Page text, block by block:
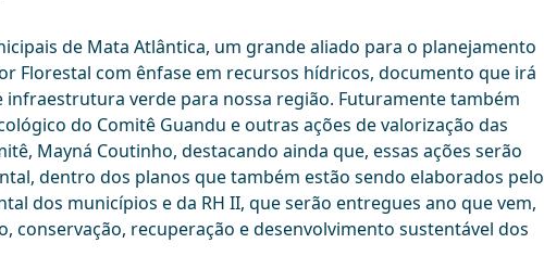
de Mata Atlântica, um grande aliado para o planejamento
Florestal com ênfase em recursos hídricos, documento que irá
infraestrutura verde para nossa região. Futuramente também
do Comitê Guandu e outras ações de valorização das
Mayná Coutinho, destacando ainda que, essas ações serão
dentro dos planos que também estão sendo elaborados pelo
dos municípios e da RH II, que serão entregues ano que vem,
conservação, recuperação e desenvolvimento sustentável dos